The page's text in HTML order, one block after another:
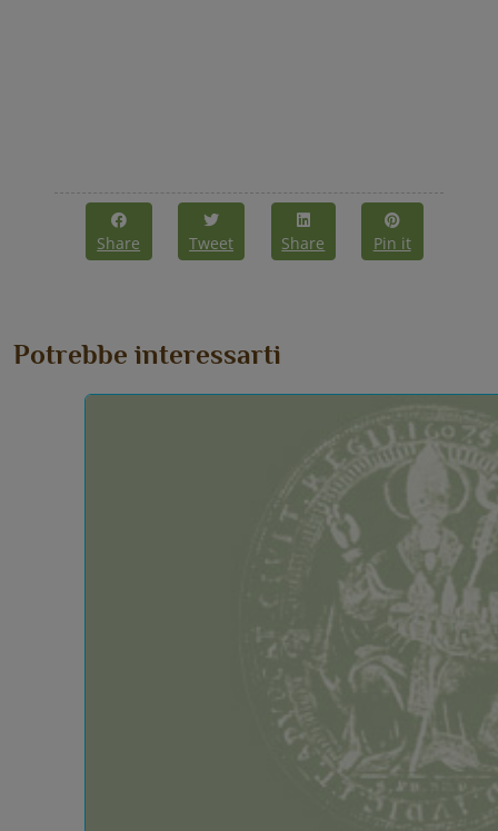
Share Tweet Share Pin it
Potrebbe interessarti